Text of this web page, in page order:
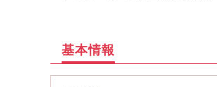
基本情報